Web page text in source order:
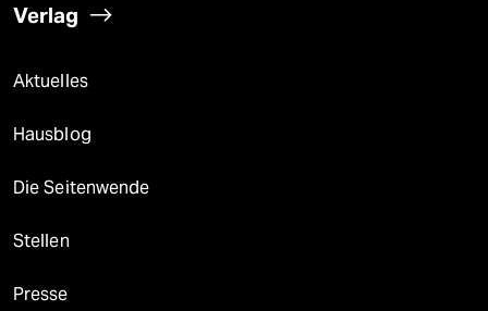
Verlag
Aktuelles
Hausblog
Die Seitenwende
Stellen
Presse